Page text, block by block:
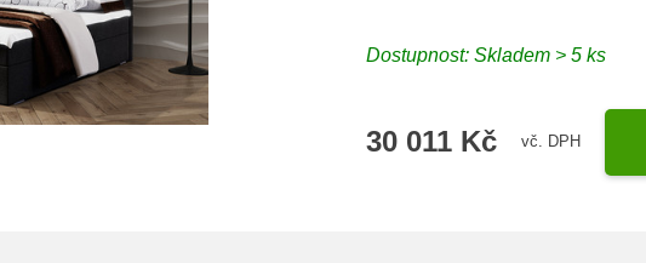
Dostupnost:Skladem > 5 ks
30 011 Kč vč. DPH